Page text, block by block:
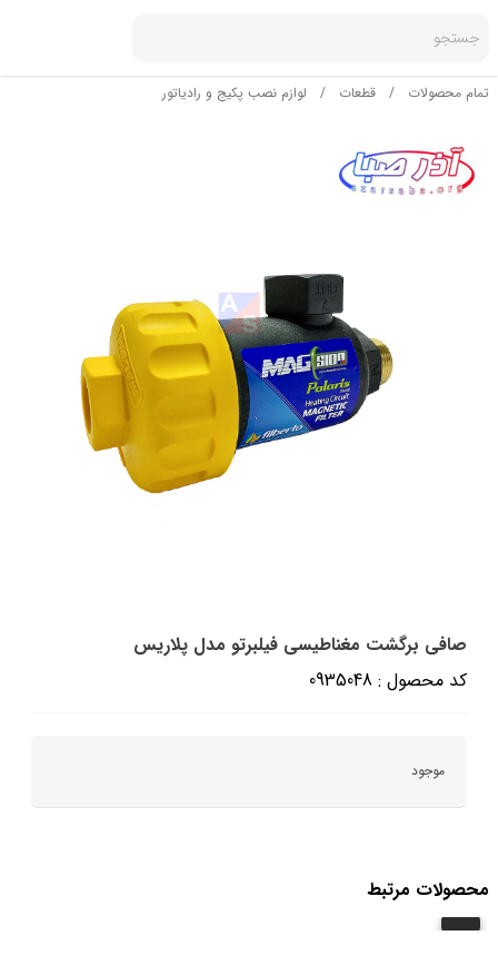
جستجو
تمام محصولات / قطعات / لوازم نصب پکیج و رادیاتور
صافی برگشت مغناطیسی فیلبرتو مدل پلاریس
کد محصول : 0935048
موجود
محصولات مرتبط